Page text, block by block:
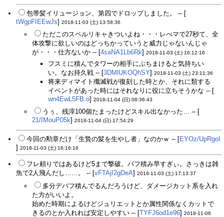
包帯髪イリュージョン、第四でドロップしました。 -- [
tWgpFIEEwJs] 2018-11-03 (土) 13:58:36
ただこのスペルリキャきついよね・・・レべマで27秒て、全
体攻撃に欲しいのはどっちかっていうと威力じゃないんじゃ
が・・・仕方ないか -- [4saNA1Lb6Rk] 2018-11-03 (土) 16:12:16
フスミに積んでタワーの相手にぶちまけると気持ちい
い。なお持久戦 -- [3DMlUKOQhSY] 2018-11-03 (土) 23:11:36
将来ディマイト殲滅戦が復刻した時とか、それに類する
イベントがあった時にはそれなりに役に立ちそうかな -- [
wn4EwL5FB.o] 2018-11-04 (日) 08:36:43
うぅ、残滓100個たまったけどスキル出なかった… -- [
21/IMouP05k] 2018-11-04 (日) 17:54:29
今回の勲章だけ「生贄の髪を生やし者」なのかｗ -- [EYOz/UpRgoI
] 2018-11-03 (土) 16:16:16
フレ頼りではあるけど5まで撃破。バフ積み早すぎぃ。さっきは雑
魚で2人飛んだし……。 -- [vFTAjI2gDeA] 2018-11-03 (土) 17:13:37
多分デバフ積んでるんだろうけど、ダメージカット系を入れ
た方がいいよ。
始めた時期によるけどジュリエットとか属性関係なくカットで
きるのとか入れれば安定しやすい -- [TYFJ6od1e96] 2018-11-06